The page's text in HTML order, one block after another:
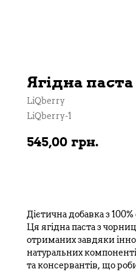
Ягідна
LiQberry
LiQberry-1
545,00 грн.
Дієтична добавка з 100%
Ця ягідна паста з
отриманих завдяки
натуральних
та консервантів, що